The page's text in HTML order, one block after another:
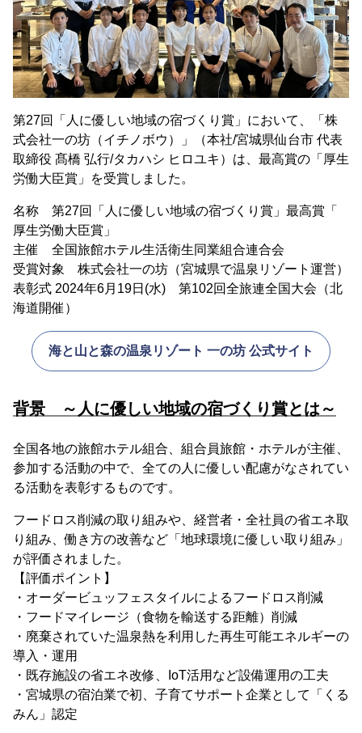
第27回「人に優しい地域の宿づくり賞」において、「株
式会社一の坊（イチノボウ）」（本社/宮城県仙台市 代表
取締役 髙橋 弘行/タカハシ ヒロユキ）は、最高賞の「厚生
労働大臣賞」を受賞しました。
名称 第27回「人に優しい地域の宿づくり賞」最高賞「
厚生労働大臣賞」
主催 全国旅館ホテル生活衛生同業組合連合会
受賞対象 株式会社一の坊（宮城県で温泉リゾート運営）
表彰式 2024年6月19日(水) 第102回全旅連全国大会（北
海道開催）
海と山と森の温泉リゾート 一の坊 公式サイト
背景 ～人に優しい地域の宿づくり賞とは～
全国各地の旅館ホテル組合、組合員旅館・ホテルが主催、
参加する活動の中で、全ての人に優しい配慮がなされてい
る活動を表彰するものです。
フードロス削減の取り組みや、経営者・全社員の省エネ取
り組み、働き方の改善など「地球環境に優しい取り組み」
が評価されました。
【評価ポイント】
・オーダービュッフェスタイルによるフードロス削減
・フードマイレージ（食物を輸送する距離）削減
・廃棄されていた温泉熱を利用した再生可能エネルギーの
導入・運用
・既存施設の省エネ改修、IoT活用など設備運用の工夫
・宮城県の宿泊業で初、子育てサポート企業として「くる
みん」認定